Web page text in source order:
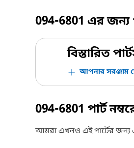
094-6801 এর জন্য
বিস্তারিত
আপনার সরঞ্জাম
094-6801 পার্ট
আমরা এখনও এই পার্টের